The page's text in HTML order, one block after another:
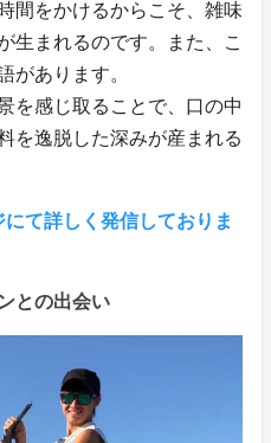
間をかけるからこそ、雑味
生まれるのです。また、こ
があります。
を感じ取ることで、口の中
を逸脱した深みが産まれる
て詳しく発信しておりま
との出会い